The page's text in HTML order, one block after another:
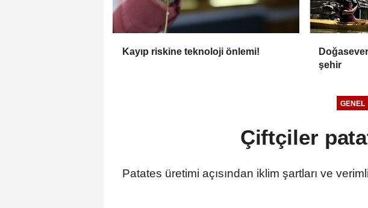
Kayıp riskine teknoloji önlemi!
şehir
GENEL
Çiftçiler
Patates üretimi açısından iklim şartları ve